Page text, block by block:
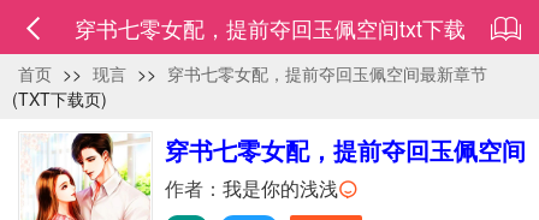
穿书七零女配，提前夺回玉佩空间txt下载
首页 >> 现言 >> 穿书七零女配，提前夺回玉佩空间最新章节
(TXT下载页)
穿书七零女配，提前夺回玉佩空间
作者： 我是你的浅浅